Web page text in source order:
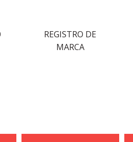
REGISTRO DE
MARCA